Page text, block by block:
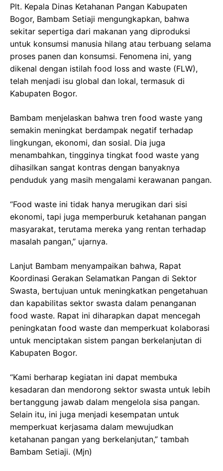
Plt. Kepala Dinas Ketahanan Pangan Kabupaten
Bogor, Bambam Setiaji mengungkapkan, bahwa
sekitar sepertiga dari makanan yang diproduksi
untuk konsumsi manusia hilang atau terbuang selama
proses panen dan konsumsi. Fenomena ini, yang
dikenal dengan istilah food loss and waste (FLW),
telah menjadi isu global dan lokal, termasuk di
Kabupaten Bogor.
Bambam menjelaskan bahwa tren food waste yang
semakin meningkat berdampak negatif terhadap
lingkungan, ekonomi, dan sosial. Dia juga
menambahkan, tingginya tingkat food waste yang
dihasilkan sangat kontras dengan banyaknya
penduduk yang masih mengalami kerawanan pangan.
“Food waste ini tidak hanya merugikan dari sisi
ekonomi, tapi juga memperburuk ketahanan pangan
masyarakat, terutama mereka yang rentan terhadap
masalah pangan,” ujarnya.
Lanjut Bambam menyampaikan bahwa, Rapat
Koordinasi Gerakan Selamatkan Pangan di Sektor
Swasta, bertujuan untuk meningkatkan pengetahuan
dan kapabilitas sektor swasta dalam penanganan
food waste. Rapat ini diharapkan dapat mencegah
peningkatan food waste dan memperkuat kolaborasi
untuk menciptakan sistem pangan berkelanjutan di
Kabupaten Bogor.
“Kami berharap kegiatan ini dapat membuka
kesadaran dan mendorong sektor swasta untuk lebih
bertanggung jawab dalam mengelola sisa pangan.
Selain itu, ini juga menjadi kesempatan untuk
memperkuat kerjasama dalam mewujudkan
ketahanan pangan yang berkelanjutan,” tambah
Bambam Setiaji. (Mjn)